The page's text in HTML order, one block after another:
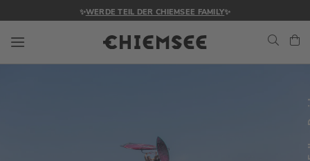
✨WERDE TEIL DER CHIEMSEE FAMILY✨